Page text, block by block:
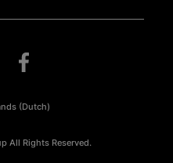
All Rights Reserved.
(Dutch)